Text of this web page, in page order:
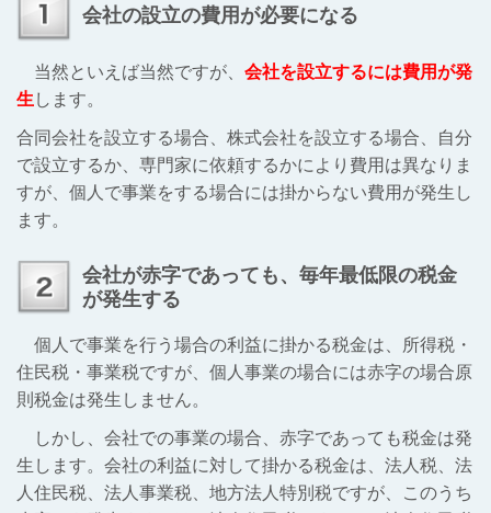
会社の設立の費用が必要になる
当然といえば当然ですが、 会社を設立するには費用が発
生します。
合同会社を設立する場合、株式会社を設立する場合、自分
で設立するか、専門家に依頼するかにより費用は異なりま
すが、個人で事業をする場合には掛からない費用が発生し
ます。
会社が赤字であっても、毎年最低限の税金
が発生する
個人で事業を行う場合の利益に掛かる税金は、所得税・
住民税・事業税ですが、個人事業の場合には赤字の場合原
則税金は発生しません。
しかし、会社での事業の場合、赤字であっても税金は発
生します。会社の利益に対して掛かる税金は、法人税、法
人住民税、法人事業税、地方法人特別税ですが、このうち